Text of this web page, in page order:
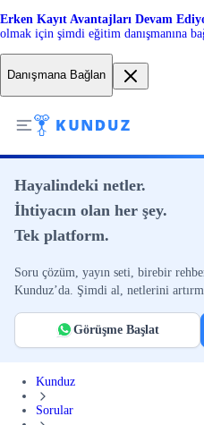
Erken Kayıt Avantajları Devam
olmak için şimdi eğitim danışmanına
Danışmana Bağlan
Hayalindeki netler.
İhtiyacın olan her şey.
Tek platform.
Soru çözüm, yayın seti, birebir
Kunduz’da. Şimdi al, netlerini
Görüşme Başlat
Kunduz
Sorular